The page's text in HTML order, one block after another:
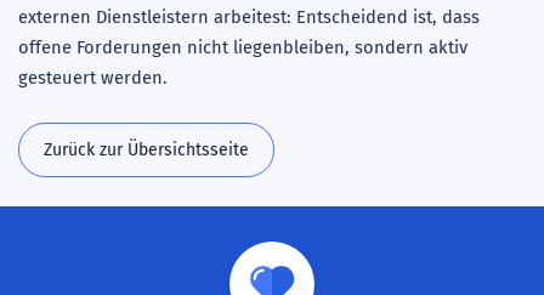
externen Dienstleistern arbeitest: Entscheidend ist, dass
offene Forderungen nicht liegenbleiben, sondern aktiv
gesteuert werden.
Zurück zur Übersichtsseite